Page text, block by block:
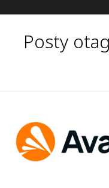
Backup-Solutions
Serwery pocztowe
Sophos
Usługi
Kontakt
Polityka prywatności
Posty